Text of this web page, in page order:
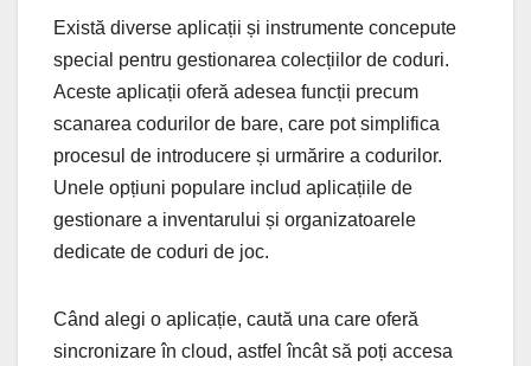
Există diverse aplicații și instrumente concepute
special pentru gestionarea colecțiilor de coduri.
Aceste aplicații oferă adesea funcții precum
scanarea codurilor de bare, care pot simplifica
procesul de introducere și urmărire a codurilor.
Unele opțiuni populare includ aplicațiile de
gestionare a inventarului și organizatoarele
dedicate de coduri de joc.
Când alegi o aplicație, caută una care oferă
sincronizare în cloud, astfel încât să poți accesa